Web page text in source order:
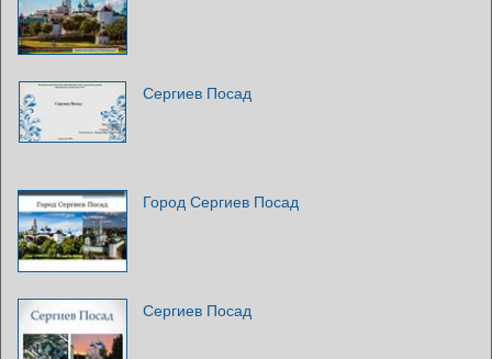
Сергиев Посад
Город Сергиев Посад
Сергиев Посад